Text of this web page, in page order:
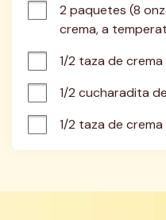
2 paquetes (8
crema, a
1/2 taza de crema
1/2 cucharadita
1/2 taza de